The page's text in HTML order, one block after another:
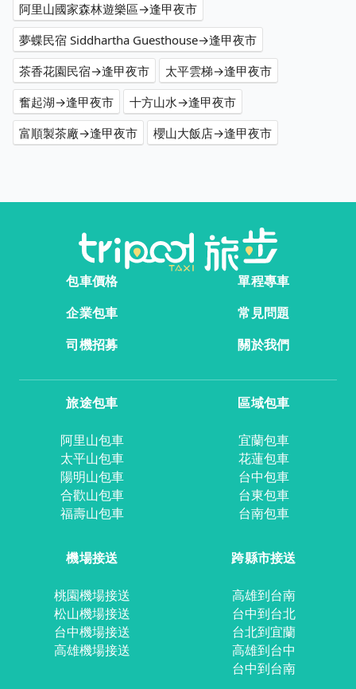
阿里山國家森林遊樂區→逢甲夜市
夢蝶民宿 Siddhartha Guesthouse→逢甲夜市
茶香花園民宿→逢甲夜市
太平雲梯→逢甲夜市
奮起湖→逢甲夜市
十方山水→逢甲夜市
富順製茶廠→逢甲夜市
櫻山大飯店→逢甲夜市
包車價格
單程專車
企業包車
常見問題
司機招募
關於我們
旅途包車
阿里山包車
太平山包車
陽明山包車
合歡山包車
福壽山包車
區域包車
宜蘭包車
花蓮包車
台中包車
台東包車
台南包車
機場接送
桃園機場接送
松山機場接送
台中機場接送
高雄機場接送
跨縣市接送
高雄到台南
台中到台北
台北到宜蘭
高雄到台中
台中到台南